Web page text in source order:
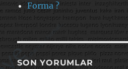
Forma ?
SON YORUMLAR